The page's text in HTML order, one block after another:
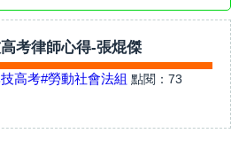
考律師心得-張焜傑
高考#勞動社會法組 點閱： 73